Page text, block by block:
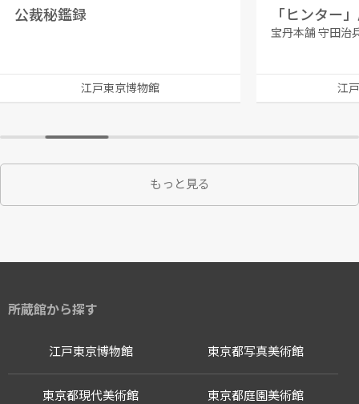
公裁秘鑑録
江戸東京博物館
「ヒンター
宝丹本舗 守田治
江
もっと見る
所蔵館から探す
江戸東京博物館 東京都写真美術館
東京都現代美術館 東京都庭園美術館